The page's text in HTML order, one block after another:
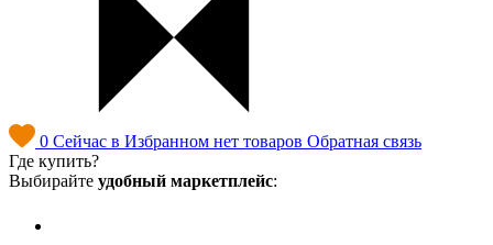
0 Сейчас в Избранном нет товаров Обратная связь
Где купить?
Выбирайте удобный маркетплейс: